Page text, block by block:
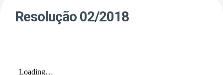
Resolução 02/2018